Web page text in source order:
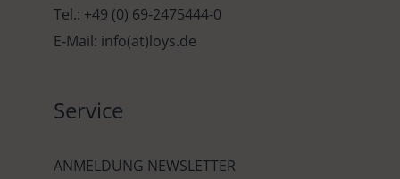
Tel.: +49 (0) 69-2475444-0
E-Mail: info(at)loys.de
Service
ANMELDUNG NEWSLETTER